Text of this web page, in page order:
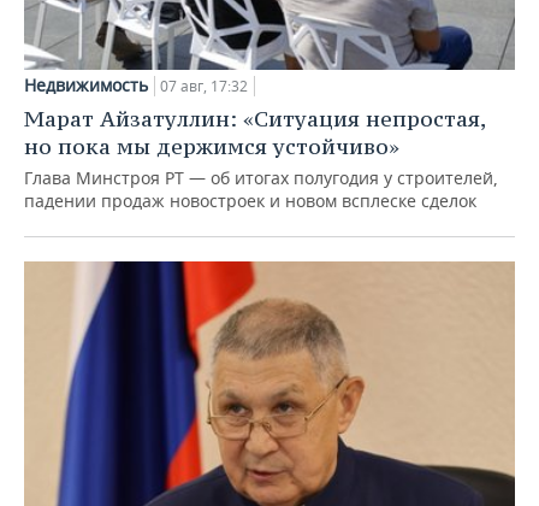
Недвижимость 07 авг, 17:32
Марат Айзатуллин: «Ситуация непростая,
но пока мы держимся устойчиво»
Глава Минстроя РТ — об итогах полугодия у строителей,
падении продаж новостроек и новом всплеске сделок